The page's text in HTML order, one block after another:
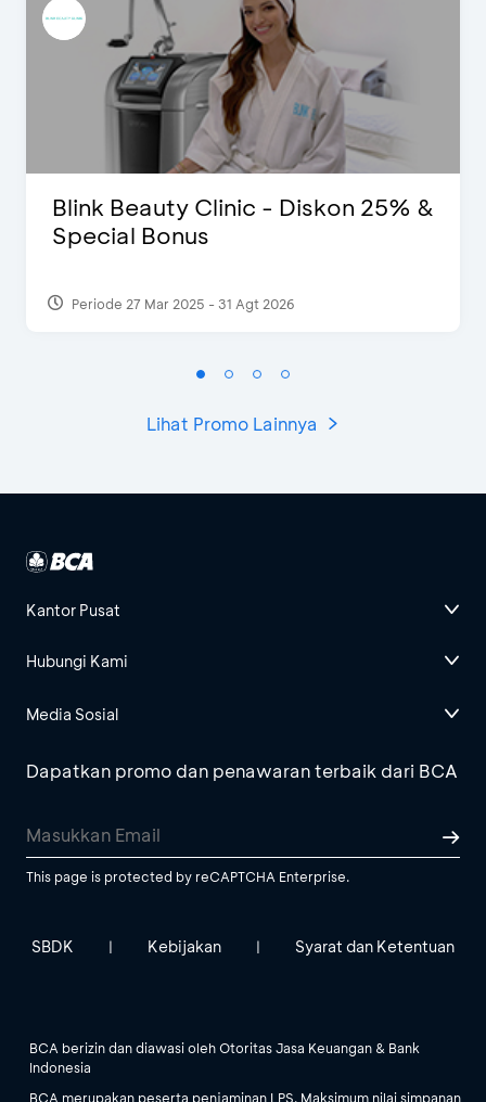
Blink Beauty Clinic - Diskon 25% &
Special Bonus
Periode 27 Mar 2025 - 31 Agt 2026
Lihat Promo Lainnya
Kantor Pusat
Hubungi Kami
Media Sosial
Dapatkan promo dan penawaran terbaik dari BCA
This page is protected by reCAPTCHA Enterprise.
SBDK | Kebijakan | Syarat dan Ketentuan
BCA berizin dan diawasi oleh Otoritas Jasa Keuangan & Bank
Indonesia
BCA merupakan peserta penjaminan LPS. Maksimum nilai simpanan